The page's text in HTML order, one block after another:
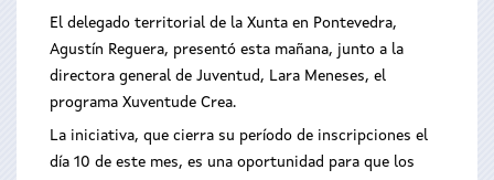
El delegado territorial de la Xunta en Pontevedra,
Agustín Reguera, presentó esta mañana, junto a la
directora general de Juventud, Lara Meneses, el
programa Xuventude Crea.
La iniciativa, que cierra su período de inscripciones el
día 10 de este mes, es una oportunidad para que los